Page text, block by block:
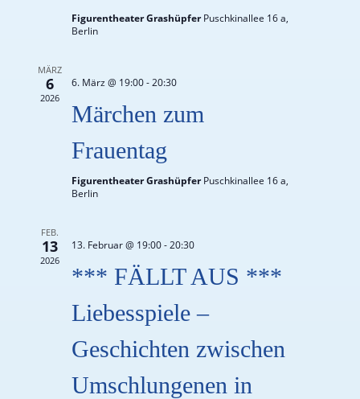
Figurentheater GrashüpferPuschkinallee 16 a,
Berlin
MÄRZ
6
2026
6. März @ 19:00-20:30
Märchen zum
Frauentag
Figurentheater GrashüpferPuschkinallee 16 a,
Berlin
FEB.
13
2026
13. Februar @ 19:00-20:30
*** FÄLLT AUS ***
Liebesspiele –
Geschichten zwischen
Umschlungenen in